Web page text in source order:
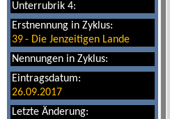
Unterrubrik 4:
Erstnennung in Zyklus:
39- Die Jenzeitigen Lande
Nennungen in Zyklus:
Eintragsdatum:
26.09.2017
Letzte Änderung: